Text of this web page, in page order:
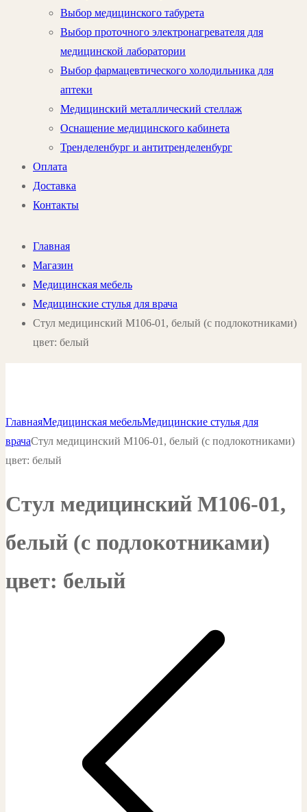
Выбор медицинского табурета
Выбор проточного электронагревателя для
медицинской лаборатории
Выбор фармацевтического холодильника для
аптеки
Медицинский металлический стеллаж
Оснащение медицинского кабинета
Тренделенбург и антитренделенбург
Оплата
Доставка
Контакты
Главная
Магазин
Медицинская мебель
Медицинские стулья для врача
Стул медицинский М106-01, белый (с подлокотниками)
цвет: белый
ГлавнаяМедицинская мебельМедицинские стулья для
врачаСтул медицинский М106-01, белый (с подлокотниками)
цвет: белый
Стул медицинский М106-01,
белый (с подлокотниками)
цвет: белый